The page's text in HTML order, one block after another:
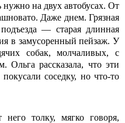
нужно на двух автобусах. От
Даже днем. Грязная
— старая длинная
в замусоренный пейзаж. У
собак, молчаливых, с
Ольга рассказала, что эти
соседку, но что-то
толку, мягко говоря,